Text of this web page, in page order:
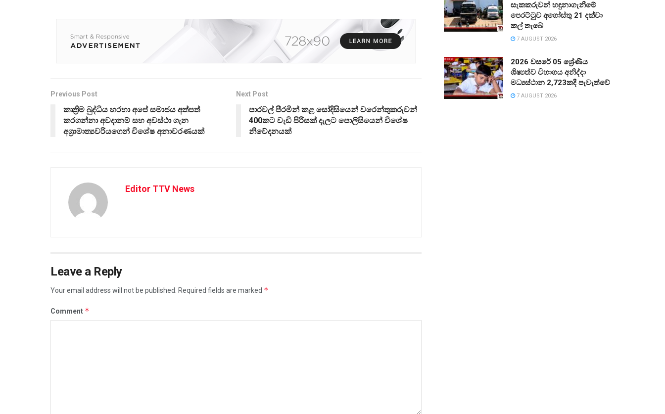
Previous Post
කෘත්‍රිම බුද්ධිය හරහා අපේ සමාජය අත්පත්
කරගන්නා අවදානම් සහ අවස්ථා ගැන
අග්‍රාමාත්‍යවරියගෙන් විශේෂ අනාවරණයක්
Next Post
පාරවල් පීරමින් කළ සෝදිසියෙන් වරෙන්තුකරුවන්
400කට වැඩි පිරිසක් දැලට පොලිසියෙන් විශේෂ
නිවේදනයක්
Editor TTV News
Leave a Reply
Your email address will not be published. Required fields are marked *
Comment *
සැකකරුවන් හඳුනාගැනීමේ
පෙරට්ටුව අගෝස්තු 21 දක්වා
කල් තැබේ
7 AUGUST 2026
2026 වසරේ 05 ශ්‍රේණිය
ශිෂ්‍යත්ව විභාගය අනිද්දා
මධ්‍යස්ථාන 2,723කදී පැවැත්වේ
7 AUGUST 2026